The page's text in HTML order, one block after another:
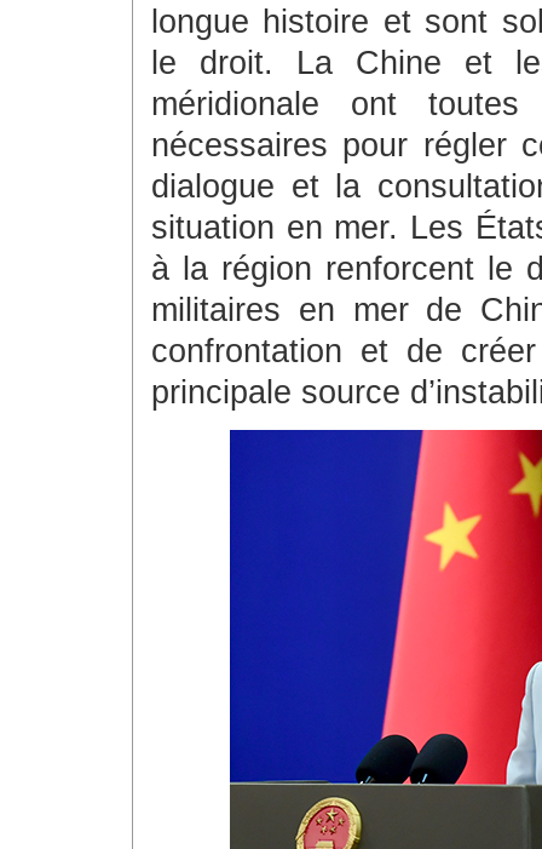
longue histoire et sont
le droit. La Chine et
méridionale ont
nécessaires pour régler
dialogue et la
situation en mer. Les
à la région renforcent le
militaires en mer de
confrontation et de
principale source